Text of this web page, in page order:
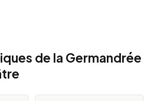
de la Germandrée